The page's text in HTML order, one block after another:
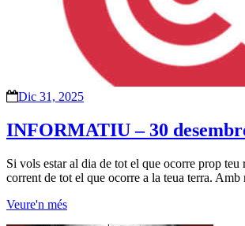
Dic 31, 2025
INFORMATIU – 30
Si vols estar al dia de tot el que ocorre prop
corrent de tot el que ocorre a la teua terra.
Veure'n més